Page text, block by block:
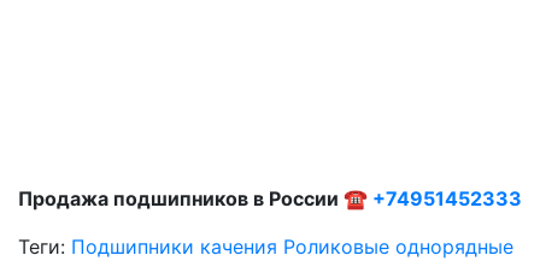
Продажа подшипников в России ☎ +74951452333
Теги: Подшипники качения Роликовые однорядные